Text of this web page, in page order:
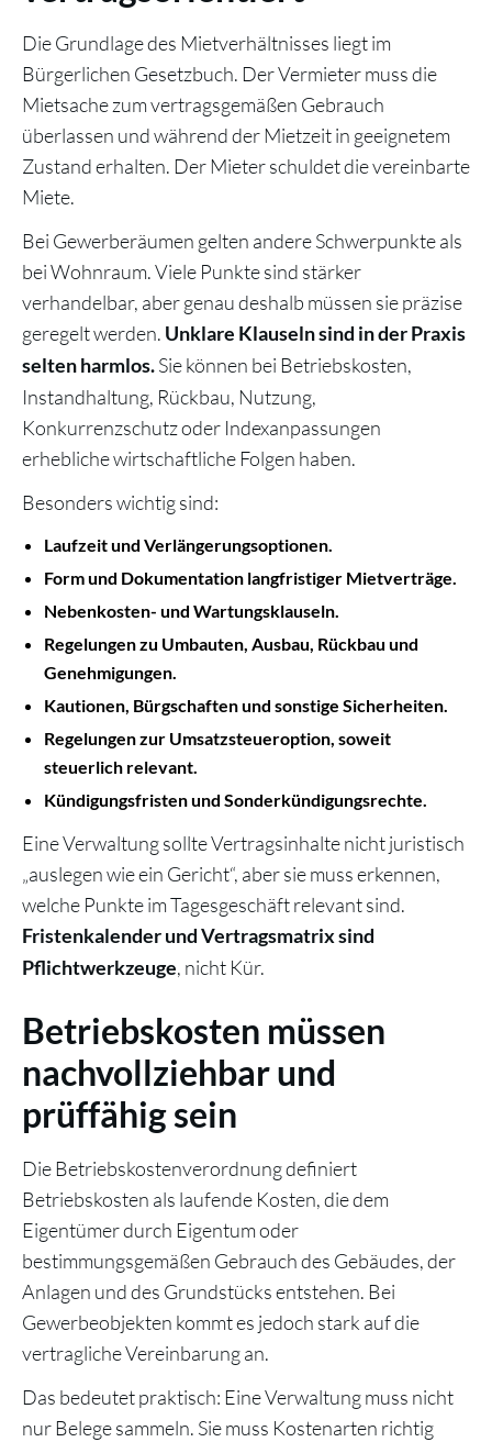
Die Grundlage des Mietverhältnisses liegt im
Bürgerlichen Gesetzbuch. Der Vermieter muss die
Mietsache zum vertragsgemäßen Gebrauch
überlassen und während der Mietzeit in geeignetem
Zustand erhalten. Der Mieter schuldet die vereinbarte
Miete.
Bei Gewerberäumen gelten andere Schwerpunkte als
bei Wohnraum. Viele Punkte sind stärker
verhandelbar, aber genau deshalb müssen sie präzise
geregelt werden. Unklare Klauseln sind in der Praxis
selten harmlos.Sie können bei Betriebskosten,
Instandhaltung, Rückbau, Nutzung,
Konkurrenzschutz oder Indexanpassungen
erhebliche wirtschaftliche Folgen haben.
Besonders wichtig sind:
Laufzeit und Verlängerungsoptionen.
Form und Dokumentation langfristiger Mietverträge.
Nebenkosten- und Wartungsklauseln.
Regelungen zu Umbauten, Ausbau, Rückbau und
Genehmigungen.
Kautionen, Bürgschaften und sonstige Sicherheiten.
Regelungen zur Umsatzsteueroption, soweit
steuerlich relevant.
Kündigungsfristen und Sonderkündigungsrechte.
Eine Verwaltung sollte Vertragsinhalte nicht juristisch
„auslegen wie ein Gericht“, aber sie muss erkennen,
welche Punkte im Tagesgeschäft relevant sind.
Fristenkalender und Vertragsmatrix sind
Pflichtwerkzeuge, nicht Kür.
Betriebskosten müssen
nachvollziehbar und
prüffähig sein
Die Betriebskostenverordnung definiert
Betriebskosten als laufende Kosten, die dem
Eigentümer durch Eigentum oder
bestimmungsgemäßen Gebrauch des Gebäudes, der
Anlagen und des Grundstücks entstehen. Bei
Gewerbeobjekten kommt es jedoch stark auf die
vertragliche Vereinbarung an.
Das bedeutet praktisch: Eine Verwaltung muss nicht
nur Belege sammeln. Sie muss Kostenarten richtig